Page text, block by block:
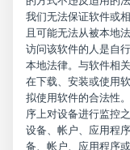
我们无法保证软件或
且可能无法从被本地
访问该软件的人是自
本地法律。与软件相
在下载、安装或使用
拟使用软件的合法性
序上对设备进行监控
设备、帐户、应用程
备、帐户、应用程序